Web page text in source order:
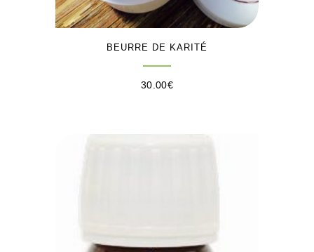
BEURRE DE KARITÉ
30.00€